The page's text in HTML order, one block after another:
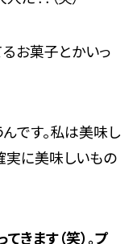
るお菓子とかいっ
です。私は美味し
実に美味しいもの
きます（笑）。プ